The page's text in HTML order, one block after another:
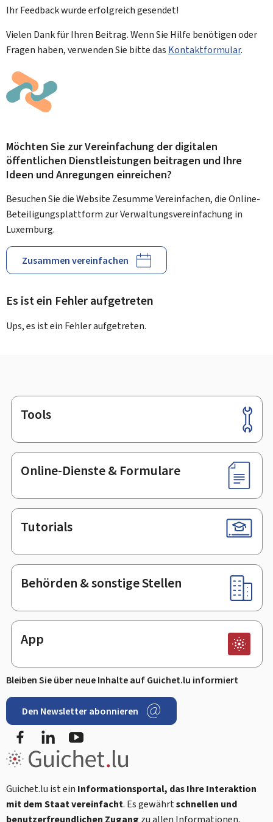
Ihr Feedback wurdeerfolgreichgesendet!
Vielen Dank für Ihren Beitrag. Wenn Sie Hilfe benötigen oder
Fragen haben, verwenden Sie bitte das Kontaktformular.
Möchten Sie zur Vereinfachung der digitalen
öffentlichen Dienstleistungen beitragen und Ihre
Ideen und Anregungen einreichen?
Besuchen Sie die Website Zesumme Vereinfachen, die Online-
Beteiligungsplattform zur Verwaltungsvereinfachung in
Luxemburg.
Zusammen vereinfachen
Es ist ein Fehler aufgetreten
Ups, es ist ein Fehler aufgetreten.
Footer
Tools
Online-Dienste & Formulare
Tutorials
Behörden & sonstige Stellen
App
Bleiben Sie über neue Inhalte auf Guichet.lu informiert
Den Newsletter abonnieren
FacebookLinkedIn
Guichet.lu ist ein Informationsportal, das Ihre Interaktion
mit dem Staat vereinfacht. Es gewährtschnellen und
benutzerfreundlichen Zugang zu allen Informationen,